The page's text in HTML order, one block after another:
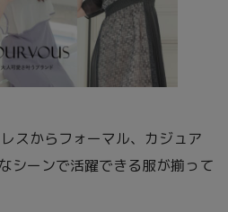
スからフォーマル、カジュア
シーンで活躍できる服が揃って